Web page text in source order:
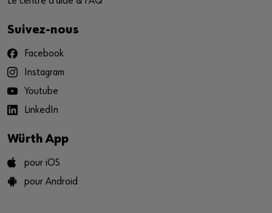
Suivez-nous
Facebook
Instagram
Youtube
LinkedIn
Würth App
pour iOS
pour Android